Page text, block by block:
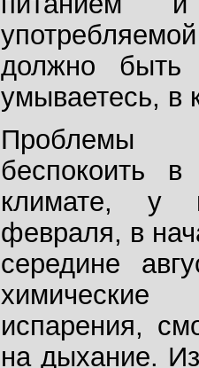
должно
умываетесь, в
Проблемы
беспокоить
климате, у
февраля, в
середине
испарения,
на дыхание.